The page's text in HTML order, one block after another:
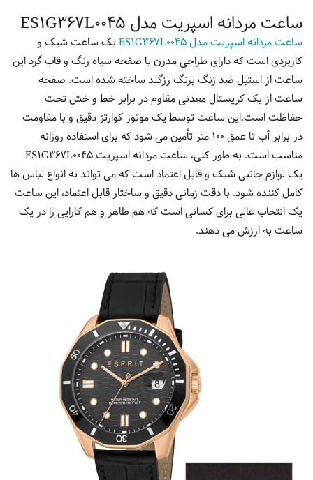
ساعت مردانه اسپریت مدل ES1G367L0045
ساعت مردانه اسپریت مدل ES1G367L0045
یک ساعت شیک و
کاربردی است که دارای طراحی مدرن با صفحه سیاه رنگ و قاب گرد این
ساعت از استیل ضد زنگ برنگ رزگلد ساخته شده است. صفحه
ساعت از یک کریستال معدنی مقاوم در برابر خط و خش تحت
حفاظت است.این ساعت توسط یک موتور کوارتز دقیق و با مقاومت
در برابر آب تا عمق 100 متر تأمین می شود که برای استفاده روزانه
مناسب است. به طور کلی، ساعت مردانه اسپریت ES1G367L0045
یک لوازم جانبی شیک و قابل اعتماد است که می تواند به انواع لباس ها
کامل کننده شود. با دقت زمانی دقیق و ساختار قابل اعتماد، این ساعت
یک انتخاب عالی برای کسانی است که هم ظاهر و هم کارایی را در یک
ساعت به ارزش می دهند.